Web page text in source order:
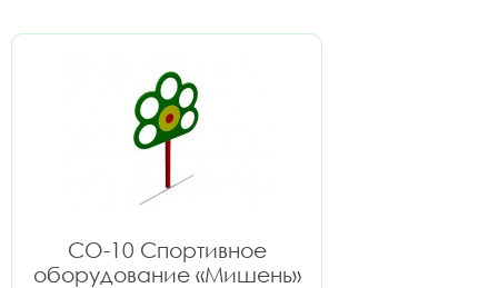
СО-10 Спортивное
оборудование «Мишень»